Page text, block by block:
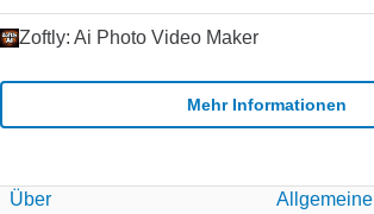
Zoftly: Ai Photo Video Maker
Mehr Informationen
Über
Allgemeine